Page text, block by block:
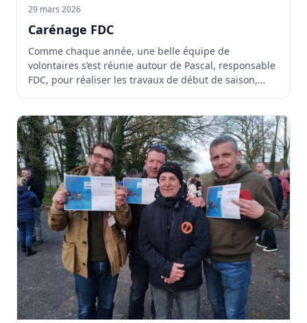
29 mars 2026
Carénage FDC
Comme chaque année, une belle équipe de
volontaires s’est réunie autour de Pascal, responsable
FDC, pour réaliser les travaux de début de saison,